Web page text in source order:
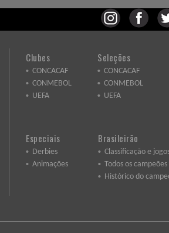
Clubes
CONCACAF
CONMEBOL
UEFA
Seleções
CONCACAF
CONMEBOL
UEFA
Especiais
Derbies
Animações
Brasileirão
Classificação e
Todos os campeões
Histórico do